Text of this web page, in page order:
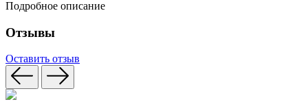
Подробное описание
Отзывы
Оставить отзыв